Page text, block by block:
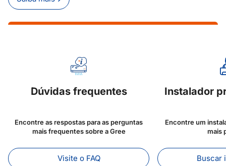
Dúvidas frequentes
Encontre as respostas para as perguntas
mais frequentes sobre a Gree
Visite o FAQ
Instalador
Encontre um
mais
Buscar